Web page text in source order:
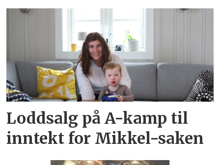
Loddsalg på A-kamp til
inntekt for Mikkel-saken